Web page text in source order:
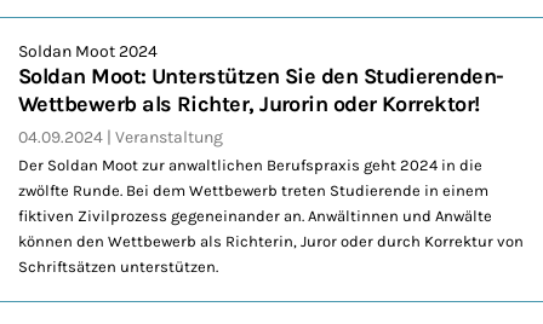
Soldan Moot 2024
Soldan Moot: Unterstützen Sie den Studierenden-
Wettbewerb als Richter, Jurorin oder Korrektor!
04.09.2024 Veranstaltung
Der Soldan Moot zur anwaltlichen Berufspraxis geht 2024 in die
zwölfte Runde. Bei dem Wettbewerb treten Studierende in einem
fiktiven Zivilprozess gegeneinander an. Anwältinnen und Anwälte
können den Wettbewerb als Richterin, Juror oder durch Korrektur von
Schriftsätzen unterstützen.